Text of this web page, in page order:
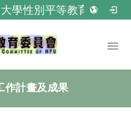
學性別平等教育委員會
作計畫及成果